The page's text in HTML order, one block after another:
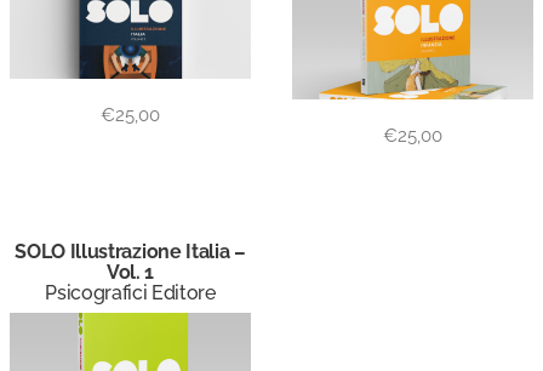
€25,00
€25,00
SOLO Illustrazione Italia –
Vol. 1
Psicografici Editore